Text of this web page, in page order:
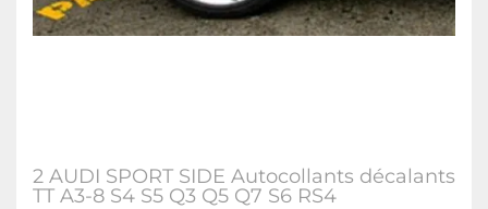
2 AUDI SPORT SIDE Autocollants décalants
TT A3-8 S4 S5 Q3 Q5 Q7 S6 RS4